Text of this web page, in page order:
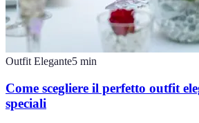
Outfit Elegante5 min
Come scegliere il perfetto outfit
speciali